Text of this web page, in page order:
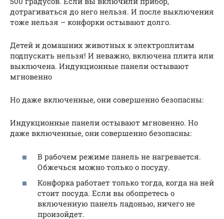
дотрагиваться до него нельзя. И после выключения
тоже нельзя – конфорки остывают долго.
Детей и домашних животных к электроплитам
подпускать нельзя! И неважно, включена плита или
выключена. Индукционные панели остывают
мгновенно
Но даже включенные, они совершенно безопасны:
Индукционные панели остывают мгновенно. Но
даже включенные, они совершенно безопасны:
В рабочем режиме панель не нагревается.
Обжечься можно только о посуду.
Конфорка работает только тогда, когда на ней
стоит посуда. Если вы обопретесь о
включенную панель ладонью, ничего не
произойдет.